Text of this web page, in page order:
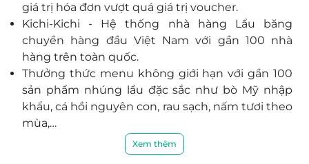
123-125-127 Bình Phú, P.11, Q. 6, TP.HCM
148-150 Tân Sơn Nhì, P. Tân Sơn Nhì, Q.Tân Phú,
TP.HCM
327-329-331 Đường số 7, P.Bình Trị Đông B, Q.Bình
Tân, Tp.Hồ Chí Minh
Số 65 An Dương Vương, Phường 08, Quận 5, Hồ Chí
Minh
84 Cao Thắng, P.4, Q.3, TP. Hồ Chí Minh
Tầng 5 , Lô L5-02 TTTM Vạn Hạnh Mall, 11 Sư Vạn
giá trị hóa đơn vượt quá giá trị voucher.
Kichi-Kichi - Hệ thống nhà hàng Lẩu băng
chuyền hàng đầu Việt Nam với gần 100 nhà
hàng trên toàn quốc.
Thưởng thức menu không giới hạn với gần 100
sản phẩm nhúng lẩu đặc sắc như bò Mỹ nhập
khẩu, cá hồi nguyên con, rau sạch, nấm tươi theo
mùa,…
Các món ăn ngon và đa dạng được phục vụ với
hình thức băng chuyền độc đáo, hiện đại, vốn là
Xem thêm